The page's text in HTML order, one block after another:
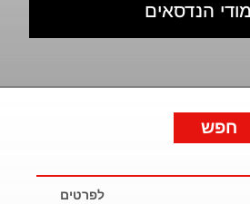
הנדסאים
לפרטים